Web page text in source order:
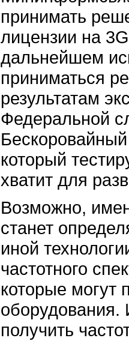
принимать
лицензии на
дальнейшем
приниматься
результатам
Федеральной
который
хватит для
Возможно,
станет
иной
частотного
которые могут
оборудования.
получить